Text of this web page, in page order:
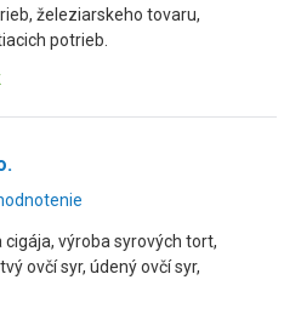
železiarskeho tovaru,
potrieb.
výroba syrových tort,
ovčí syr, údený ovčí syr,